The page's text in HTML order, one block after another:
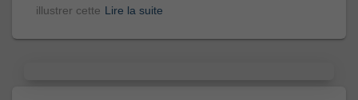
illustrer cette Lire la suite